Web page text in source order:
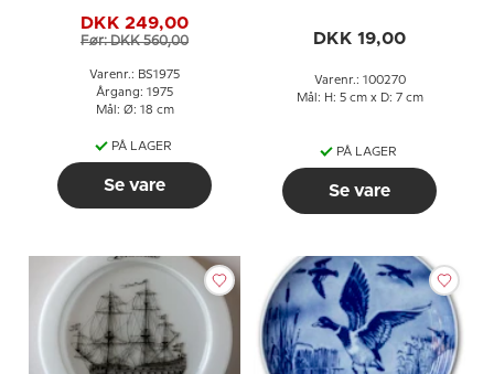
DKK 249,00
Før: DKK 560,00
Varenr.: BS1975
Årgang: 1975
Mål: Ø: 18 cm
PÅ LAGER
Se vare
DKK 19,00
Varenr.: 100270
Mål: H: 5 cm x D: 7 cm
PÅ LAGER
Se vare